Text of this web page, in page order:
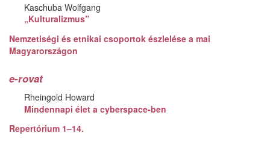
Kaschuba Wolfgang
„Kulturalizmus”
Nemzetiségi és etnikai csoportok észlelése a mai
Magyarországon
e-rovat
Rheingold Howard
Mindennapi élet a cyberspace-ben
Repertórium 1–14.